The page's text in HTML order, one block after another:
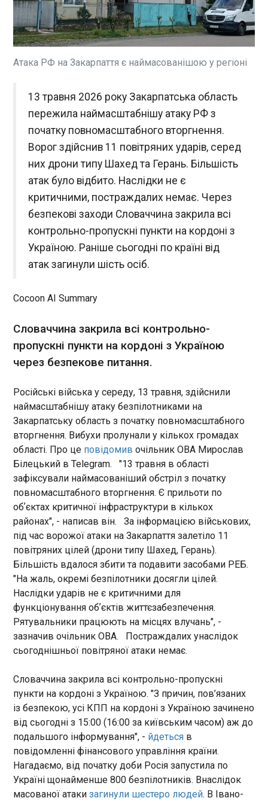
Герань). Більшість вдалося збити та подавити
засобами РЕБ. "На жаль, окремі безпілотники
досягли цілей. Наслідки ударів не є критичними
для функціонування обʼєктів
життєзабезпечення. Рятувальники працюють на
місцях влучань", - зазначив очільник ОВА.
повітряної атаки немає.
званої "лівійської" справи експрезидента Ніколя
Саркозі, у якій його початково засудили до 5
років в’язниці і велетенського штрафу. Про це
правда".
ЧИТАТЬ
Україна направить військових експертів до
Литви і Латвії, куди залітали українські дрони
19:18:24
Президент Володимир Зеленський зустрівся у
Бухаресті з президентами Литви та Латвії та
повідомив після розмови з ними, що Україна
відправить до цих країн військових експертів,
зокрема, для допомоги у захисті повітряного
простору.
ЧИТАТЬ
Стубб: Україна перетворюється на
постачальника безпеки для ЄС і нам
ЧИТАТЬ
Україна і Литва підписали дронову угоду
19:00:21
Президент України Володимир Зеленський і
президент Литви Гітанас Науседа підписали
дронову угоду в Бухаресті. Про це глава
Української держави повідомив у Фейсбук в
середу, 13 травня. "Під час зустрічі з
президентом Литви Гітанасом Науседою
головну увагу приділили нашій оборонній
взаємодії та домовилися про співпрацю у
форматі Drone Deal: є двостороння угода між
нашими країнами. Угода має посилити обидві
наші країни в захисті, і важливо, що вона
побудована на принципі взаємності: ми
підтримуємо наших партнерів, які реально та
відчутно підтримують наш захист", – написав
він.
ЧИТАТЬ
Новий уряд Угорщини збирається на перше
засідання: пройде не в Будапешті
19:00:15
Угорський уряд під керівництвом прем’єр-
міністра Петера Мадяра 13 травня збирається на
перше своє засідання, що пройде у виїзному
форматі. Про це повідомляє Index , пише
"Європейська правда". Новий угорський уряд у
місцем якого обрали село Опушташер у повіті
Чонград на півдні країни, що є важливим
сільськогосподарським районом.
Сибіга подякував главі МЗС Угорщини за
швидку реакцію на російську атаку
18:55:29
Міністр закордонних справ Андрій Сибіга
звернув увагу, що нова очільниця МЗС Угорщини
Аніта Орбан швидко відреагувала на російські
удари по Україні 13 травня та подякував їй за це.
Як повідомляє "Європейська правда", про це
Атака РФ на Закарпаття є наймасованішою у регіоні
13 травня 2026 року Закарпатська область
пережила наймасштабнішу атаку РФ з
початку повномасштабного вторгнення.
Ворог здійснив 11 повітряних ударів, серед
них дрони типу Шахед та Герань. Більшість
атак було відбито. Наслідки не є
критичними, постраждалих немає. Через
безпекові заходи Словаччина закрила всі
контрольно-пропускні пункти на кордоні з
Україною. Раніше сьогодні по країні від
атак загинули шість осіб.
Cocoon AI Summary
Словаччина закрила всі контрольно-
пропускні пункти на кордоні з Україною
через безпекове питання.
Російські війська у середу, 13 травня, здійснили
наймасштабнішу атаку безпілотниками на
Закарпатську область з початку повномасштабного
вторгнення. Вибухи пролунали у кількох громадах
області. Про це повідомив очільник ОВА Мирослав
Білецький в Telegram. "13 травня в області
зафіксували наймасованіший обстріл з початку
повномасштабного вторгнення. Є прильоти по
обʼєктах критичної інфраструктури в кількох
районах", - написав він. За інформацією військових,
під час ворожої атаки на Закарпаття залетіло 11
повітряних цілей (дрони типу Шахед, Герань).
Більшість вдалося збити та подавити засобами РЕБ.
"На жаль, окремі безпілотники досягли цілей.
Наслідки ударів не є критичними для
функціонування обʼєктів життєзабезпечення.
Рятувальники працюють на місцях влучань", -
зазначив очільник ОВА. Постраждалих унаслідок
сьогоднішньої повітряної атаки немає.
Словаччина закрила всі контрольно-пропускні
пункти на кордоні з Україною. "З причин, пов’язаних
із безпекою, усі КПП на кордоні з Україною зачинено
від сьогодні з 15:00 (16:00 за київським часом) аж до
подальшого інформування", - йдеться в
повідомленні фінансового управління країни.
Нагадаємо, від початку доби Росія запустила по
Україні щонайменше 800 безпілотників. Внаслідок
масованої атакизагинули шестеро людей. В Івано-